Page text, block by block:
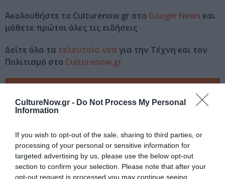
CultureNow.gr - Do Not Process My Personal
Information
If you wish to opt-out of the sale, sharing to third parties, or
processing of your personal or sensitive information for
targeted advertising by us, please use the below opt-out
section to confirm your selection. Please note that after your
opt-out request is processed you may continue seeing
Ακολουθήστε το Culturenow.gr στο Google News και
μάθετε πρώτοι όλες τις ειδήσεις
Δείτε όλα τα τελευταία νέα για την Τέχνη και τον
Πολιτισμό στο Culturenow.gr
Νέοι Διαγωνισμοί❯
Tags
ΕΚΔΟΣΕΙΣ ΜΕΤΑΙΧΜΙΟ ΜΑΝΟΣ ΕΛΕΥΘΕΡΙΟΥ
Newsletter
Κάθε βδομάδα στο e-mail σας τα τελευταία νέα για